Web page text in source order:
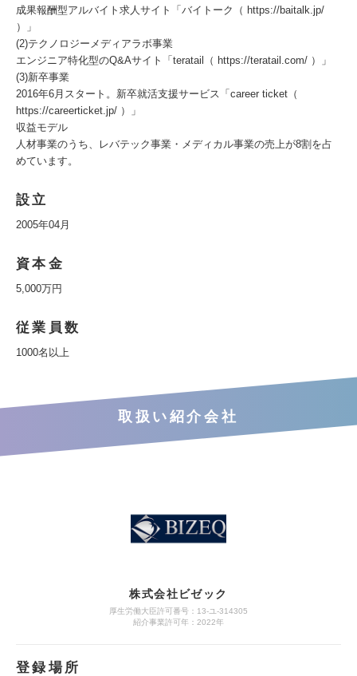
成果報酬型アルバイト求人サイト「バイトーク（ https://baitalk.jp/
）」
(2)テクノロジーメディアラボ事業
エンジニア特化型のQ&Aサイト「teratail（ https://teratail.com/ ）」
(3)新卒事業
2016年6月スタート。新卒就活支援サービス「career ticket（
https://careerticket.jp/ ）」
収益モデル
人材事業のうち、レバテック事業・メディカル事業の売上が8割を占
めています。
設立
2005年04月
資本金
5,000万円
従業員数
1000名以上
取扱い紹介会社
株式会社ビゼック
厚生労働大臣許可番号：13-ユ-314305
紹介事業許可年：2022年
登録場所